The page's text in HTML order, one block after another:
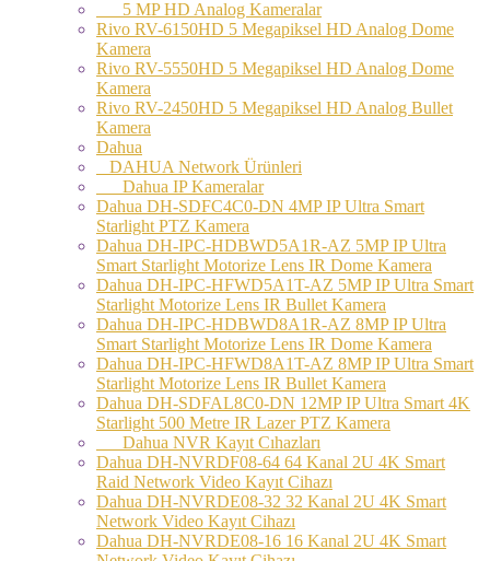
5 MP HD Analog Kameralar
Rivo RV-6150HD 5 Megapiksel HD Analog Dome
Kamera
Rivo RV-5550HD 5 Megapiksel HD Analog Dome
Kamera
Rivo RV-2450HD 5 Megapiksel HD Analog Bullet
Kamera
Dahua
DAHUA Network Ürünleri
Dahua IP Kameralar
Dahua DH-SDFC4C0-DN 4MP IP Ultra Smart
Starlight PTZ Kamera
Dahua DH-IPC-HDBWD5A1R-AZ 5MP IP Ultra
Smart Starlight Motorize Lens IR Dome Kamera
Dahua DH-IPC-HFWD5A1T-AZ 5MP IP Ultra Smart
Starlight Motorize Lens IR Bullet Kamera
Dahua DH-IPC-HDBWD8A1R-AZ 8MP IP Ultra
Smart Starlight Motorize Lens IR Dome Kamera
Dahua DH-IPC-HFWD8A1T-AZ 8MP IP Ultra Smart
Starlight Motorize Lens IR Bullet Kamera
Dahua DH-SDFAL8C0-DN 12MP IP Ultra Smart 4K
Starlight 500 Metre IR Lazer PTZ Kamera
Dahua NVR Kayıt Cıhazları
Dahua DH-NVRDF08-64 64 Kanal 2U 4K Smart
Raid Network Video Kayıt Cihazı
Dahua DH-NVRDE08-32 32 Kanal 2U 4K Smart
Network Video Kayıt Cihazı
Dahua DH-NVRDE08-16 16 Kanal 2U 4K Smart